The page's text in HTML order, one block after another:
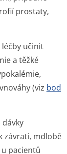
prostaty,
léčby učinit
a těžké
(viz bod
závrati, mdlobě
pacientů